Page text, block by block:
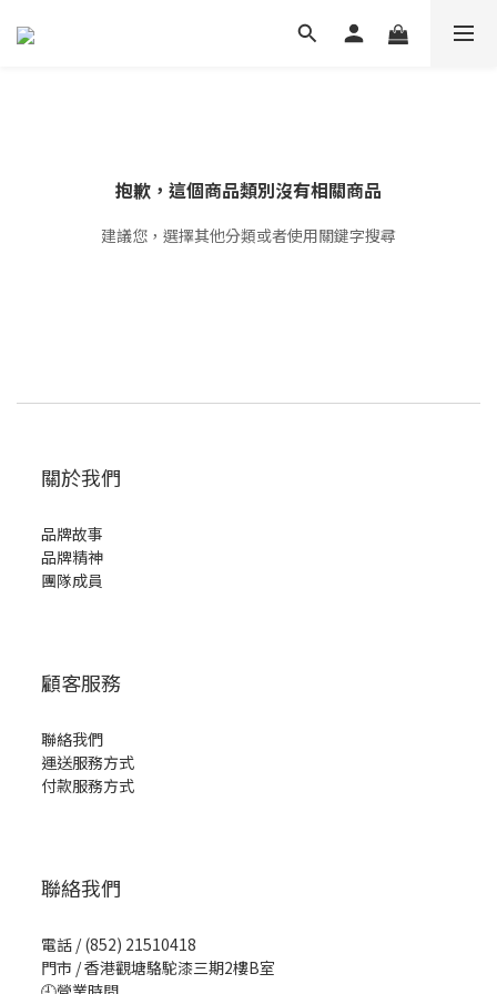
抱歉，這個商品類別沒有相關商品
建議您，選擇其他分類或者使用關鍵字搜尋
關於我們
品牌故事
品牌精神
團隊成員
顧客服務
聯絡我們
運送服務方式
付款服務方式
聯絡我們
電話 / (852) 21510418
門市 / 香港觀塘駱駝漆三期2樓B室